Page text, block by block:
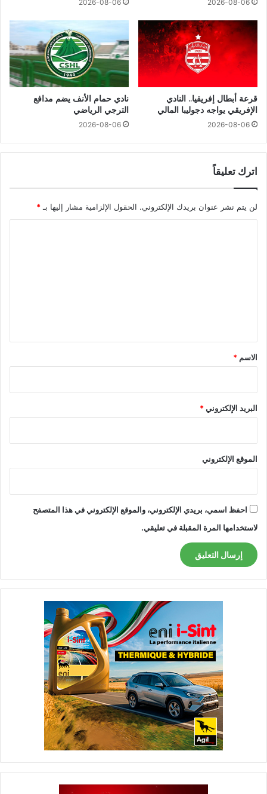
2026-08-06
2026-08-06
قرعة أبطال إفريقيا.. النادي
الإفريقي يواجه دجوليبا المالي
2026-08-06
نادي حمام الأنف يضم مدافع
الترجي الرياضي
2026-08-06
اترك تعليقاً
لن يتم نشر عنوان بريدك الإلكتروني. الحقول الإلزامية مشار إليها بـ*
*
الاسم *
البريد الإلكتروني*
الموقع الإلكتروني
احفظ اسمي، بريدي الإلكتروني، والموقع الإلكتروني في هذا المتصفح
لاستخدامها المرة المقبلة في تعليقي.